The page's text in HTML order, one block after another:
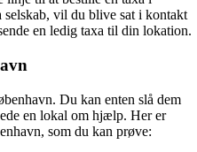
vil du blive sat i kontakt
en ledig taxa til din lokation.
Du kan enten slå dem
en lokal om hjælp. Her er
som du kan prøve: